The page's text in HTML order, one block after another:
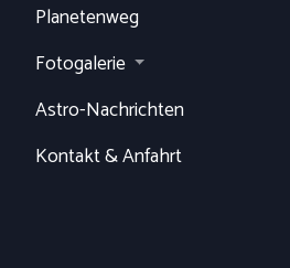
Planetenweg
Fotogalerie
Astro-Nachrichten
Kontakt & Anfahrt